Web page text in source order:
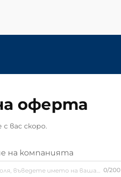
оферта
вас скоро.
на компанията
0/200